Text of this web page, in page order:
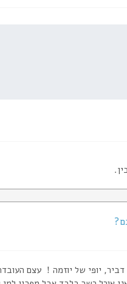
דביר, יופי של יוזמה！ עצם